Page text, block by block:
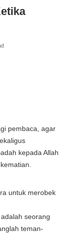
pembaca, agar
kepada Allah
untuk merobek
seorang
teman-